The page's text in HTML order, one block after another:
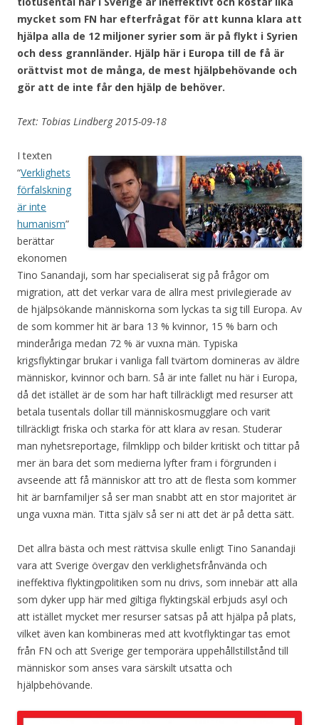
mycket som FN har efterfrågat för att kunna klara att
hjälpa alla de 12 miljoner syrier som är på flykt i Syrien
och dess grannländer. Hjälp här i Europa till de få är
orättvist mot de många, de mest hjälpbehövande och
gör att de inte får den hjälp de behöver.
Text: Tobias Lindberg 2015-09-18
I texten
“Verklighets
förfalskning
är inte
humanism”
berättar
ekonomen
Tino Sanandaji, som har specialiserat sig på frågor om
migration, att det verkar vara de allra mest privilegierade av
de hjälpsökande människorna som lyckas ta sig till Europa. Av
de som kommer hit är bara 13 % kvinnor, 15 % barn och
minderåriga medan 72 % är vuxna män. Typiska
krigsflyktingar brukar i vanliga fall tvärtom domineras av äldre
människor, kvinnor och barn. Så är inte fallet nu här i Europa,
då det istället är de som har haft tillräckligt med resurser att
betala tusentals dollar till människosmugglare och varit
tillräckligt friska och starka för att klara av resan. Studerar
man nyhetsreportage, filmklipp och bilder kritiskt och tittar på
mer än bara det som medierna lyfter fram i förgrunden i
avseende att få människor att tro att de flesta som kommer
hit är barnfamiljer så ser man snabbt att en stor majoritet är
unga vuxna män. Titta själv så ser ni att det är på detta sätt.
Det allra bästa och mest rättvisa skulle enligt Tino Sanandaji
vara att Sverige övergav den verklighetsfrånvända och
ineffektiva flyktingpolitiken som nu drivs, som innebär att alla
som dyker upp här med giltiga flyktingskäl erbjuds asyl och
att istället mycket mer resurser satsas på att hjälpa på plats,
vilket även kan kombineras med att kvotflyktingar tas emot
från FN och att Sverige ger temporära uppehållstillstånd till
människor som anses vara särskilt utsatta och
hjälpbehövande.